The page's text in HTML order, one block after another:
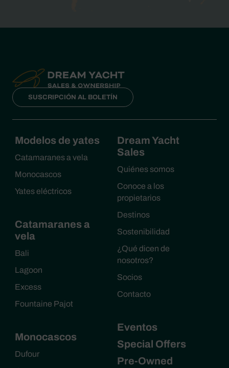
SUSCRIPCIÓN AL BOLETÍN
Modelos de yates
Catamaranes a vela
Monocascos
Yates eléctricos
Catamaranes a
vela
Bali
Lagoon
Excess
Fountaine Pajot
Monocascos
Dufour
Dream Yacht
Sales
Quiénes somos
Conoce a los
propietarios
Destinos
Sostenibilidad
¿Qué dicen de
nosotros?
Socios
Contacto
Eventos
Special Offers
Pre-Owned